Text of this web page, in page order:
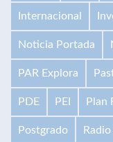
Internacional
Noticia Portada
PAR Explora
PDE PEI Plan
Postgrado Radio